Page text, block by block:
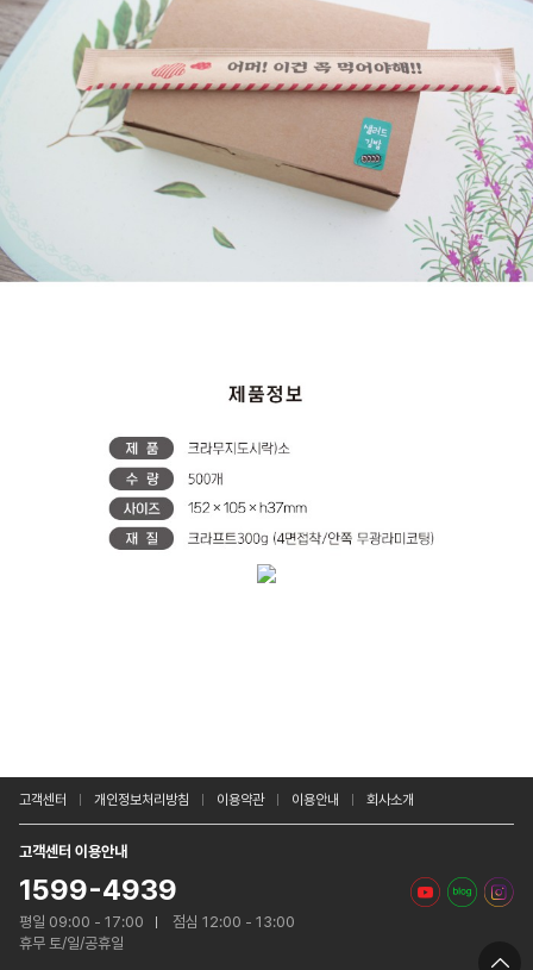
고객센터 개인정보처리방침 이용약관 이용안내 회사소개
고객센터 이용안내
1599-4939
평일 09:00 - 17:00
점심 12:00 - 13:00
휴무 토/일/공휴일